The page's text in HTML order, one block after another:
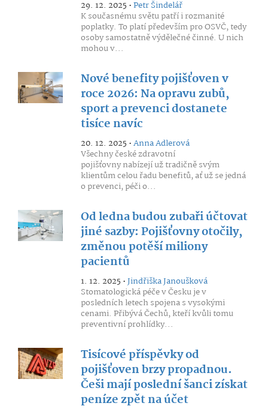
29. 12. 2025 •Petr Šindelář
K současnému světu patří i rozmanité
poplatky. To platí především pro OSVČ, tedy
osoby samostatně výdělečné činné. U nich
mohou v...
Nové benefity pojišťoven v
roce 2026: Na opravu zubů,
sport a prevenci dostanete
tisíce navíc
20. 12. 2025 •Anna Adlerová
Všechny české zdravotní
pojišťovny nabízejí už tradičně svým
klientům celou řadu benefitů, ať už se jedná
o prevenci, péči o...
Od ledna budou zubaři účtovat
jiné sazby: Pojišťovny otočily,
změnou potěší miliony
pacientů
1. 12. 2025 •Jindřiška Janoušková
Stomatologická péče v Česku je v
posledních letech spojena s vysokými
cenami. Přibývá Čechů, kteří kvůli tomu
preventivní prohlídky...
Tisícové příspěvky od
pojišťoven brzy propadnou.
Češi mají poslední šanci získat
peníze zpět na účet